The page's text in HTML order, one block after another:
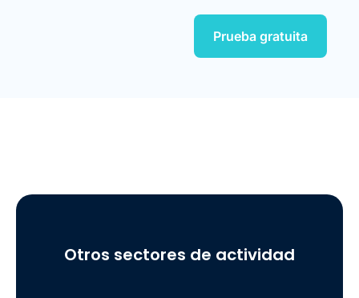
Prueba gratuita
Otros sectores de actividad